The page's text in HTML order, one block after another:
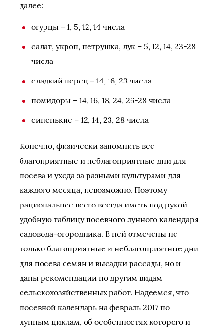
далее:
огурцы – 1, 5, 12, 14 числа
салат, укроп, петрушка, лук – 5, 12, 14, 23-28
числа
сладкий перец – 14, 16, 23 числа
помидоры – 14, 16, 18, 24, 26-28 числа
синенькие – 12, 14, 23, 28 числа
Конечно, физически запомнить все
благоприятные и неблагоприятные дни для
посева и ухода за разными культурами для
каждого месяца, невозможно. Поэтому
рациональнее всего всегда иметь под рукой
удобную таблицу посевного лунного календаря
садовода-огородника. В ней отмечены не
только благоприятные и неблагоприятные дни
для посева семян и высадки рассады, но и
даны рекомендации по другим видам
сельскохозяйственных работ. Надеемся, что
посевной календарь на февраль 2017 по
лунным циклам, об особенностях которого и